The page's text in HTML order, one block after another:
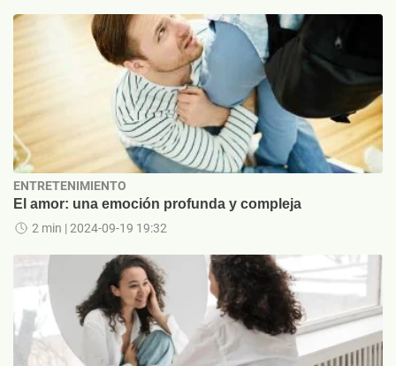
ENTRETENIMIENTO
El amor: una emoción profunda y compleja
2 min | 2024-09-19 19:32